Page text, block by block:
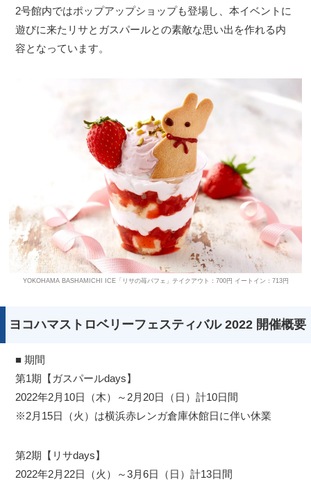
2号館内ではポップアップショップも登場し、本イベントに
遊びに来たリサとガスパールとの素敵な思い出を作れる内
容となっています。
YOKOHAMA BASHAMICHI ICE「リサの苺パフェ」テイクアウト：700円 イートイン：713円
ヨコハマストロベリーフェスティバル 2022 開催概要
■ 期間
第1期【ガスパールdays】
2022年2月10日（木）～2月20日（日）計10日間
※2月15日（火）は横浜赤レンガ倉庫休館日に伴い休業
第2期【リサdays】
2022年2月22日（火）～3月6日（日）計13日間